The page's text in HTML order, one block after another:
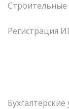
Регистрация
Бухгалтерские